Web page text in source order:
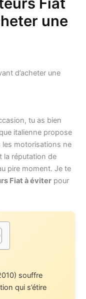
une
d’acheter une
tu as bien
italienne propose
motorisations ne
la réputation de
pire moment. Je te
Fiat à éviter pour
souffre
qui s’étire